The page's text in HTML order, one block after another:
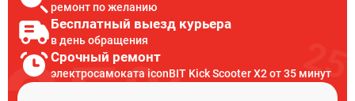
ремонт по желанию
Бесплатный выезд курьера
в день обращения
Срочный ремонт
электросамоката iconBIT Kick Scooter X2 от 35 минут